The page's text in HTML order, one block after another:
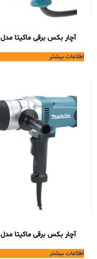
آچار بکس برقی ماکیتا مدل TW0350
اطلاعات بیشتر
آچار بکس برقی ماکیتا مدل TW1000
اطلاعات بیشتر